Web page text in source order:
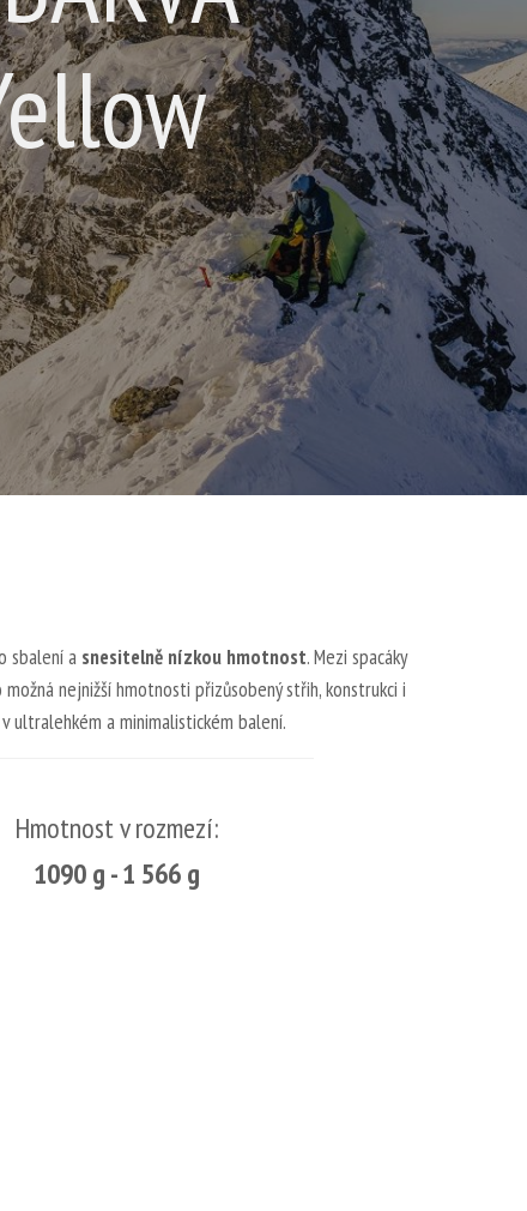
sbalení a snesitelně nízkou hmotnost. Mezi spacáky
nejnižší hmotnosti přizůsobený střih, konstrukci i
ultralehkém a minimalistickém balení.
Hmotnost v rozmezí:
1090 g - 1 566 g